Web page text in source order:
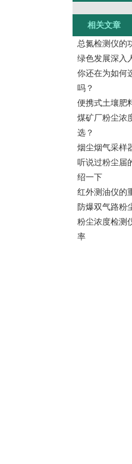
相关文章
总氮检测仪的
绿色发展深入
你还在为如何
吗？
便携式土壤肥
煤矿厂粉尘浓
选？
烟尘烟气采样
听说过粉尘届
绍一下
红外测油仪的
防爆双气路粉
粉尘浓度检测
率